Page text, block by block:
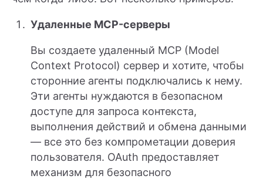
Удаленные MCP-серверы
Вы создаете удаленный MCP (Model
Context Protocol) сервер и хотите, чтобы
сторонние агенты подключались к нему.
Эти агенты нуждаются в безопасном
доступе для запроса контекста,
выполнения действий и обмена данными
— все это без компрометации доверия
пользователя. OAuth предоставляет
механизм для безопасного